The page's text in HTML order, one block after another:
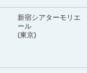
新宿シアターモリエ
ール
(東京)